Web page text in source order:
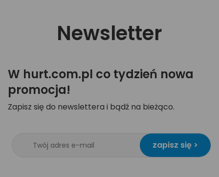
Newsletter
W hurt.com.pl co tydzień nowa
promocja!
Zapisz się do newslettera i bądź na bieżąco.
zapisz się >